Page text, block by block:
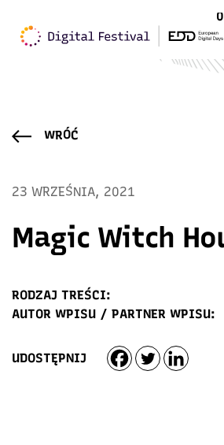
WRÓĆ
23 WRZEŚNIA, 2021
Magic Witch
RODZAJ TREŚCI:
AUTOR WPISU / PARTNER WPISU:
UDOSTĘPNIJ